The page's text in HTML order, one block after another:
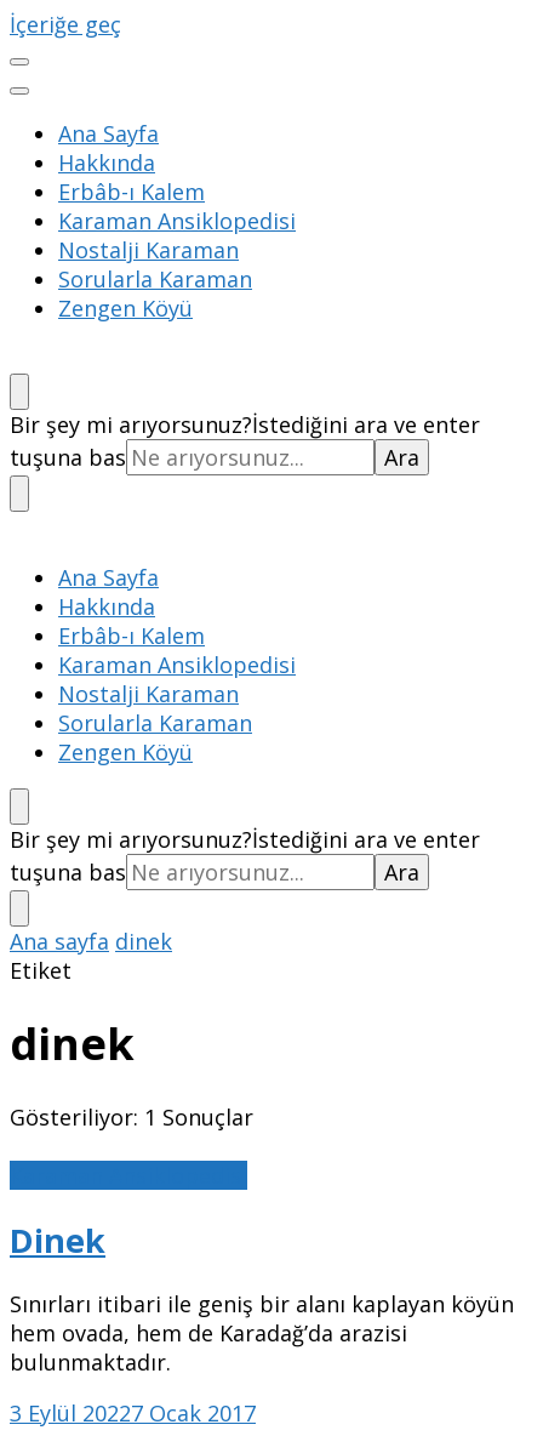
İçeriğe geç
Ana Sayfa
Hakkında
Erbâb-ı Kalem
Karaman Ansiklopedisi
Nostalji Karaman
Sorularla Karaman
Zengen Köyü
Bir şey mi arıyorsunuz?İstediğini ara ve enter
tuşuna bas
Ana Sayfa
Hakkında
Erbâb-ı Kalem
Karaman Ansiklopedisi
Nostalji Karaman
Sorularla Karaman
Zengen Köyü
Bir şey mi arıyorsunuz?İstediğini ara ve enter
tuşuna bas
Ana sayfa dinek
Etiket
dinek
Gösteriliyor: 1 Sonuçlar
Dinek
Sınırları itibari ile geniş bir alanı kaplayan köyün
hem ovada, hem de Karadağ’da arazisi
bulunmaktadır.
3 Eylül 20227 Ocak 2017